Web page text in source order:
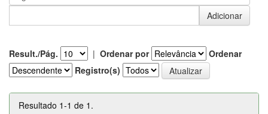
Result./Pág. | Ordenar por
Ordenar
Registro(s)
Resultado 1-1 de 1.